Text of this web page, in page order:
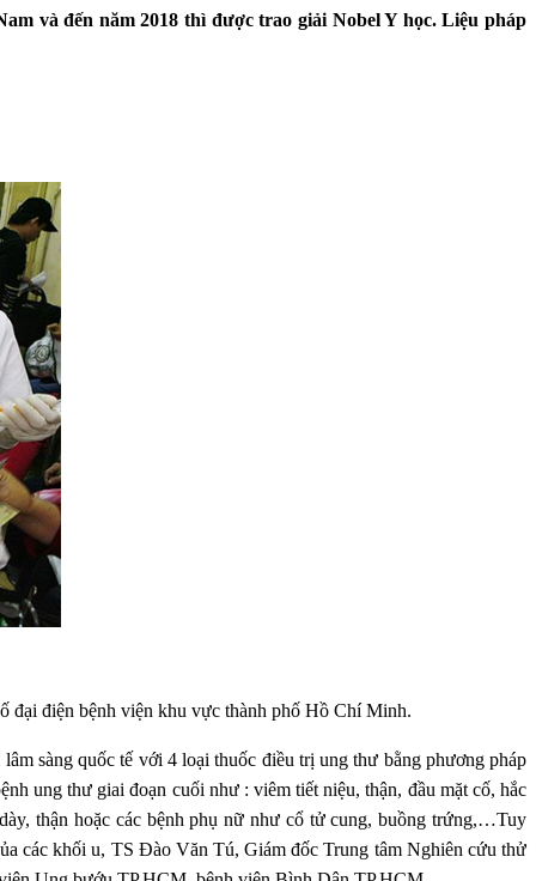
và đến năm 2018 thì được trao giải Nobel Y học. Liệu pháp
đại điện bệnh viện khu vực thành phố Hồ Chí Minh.
sàng quốc tế với 4 loại thuốc điều trị ung thư bằng phương pháp
ung thư giai đoạn cuối như : viêm tiết niệu, thận, đầu mặt cố, hắc
thận hoặc các bệnh phụ nữ như cổ tử cung, buồng trứng,…Tuy
các khối u, TS Đào Văn Tú, Giám đốc Trung tâm Nghiên cứu thử